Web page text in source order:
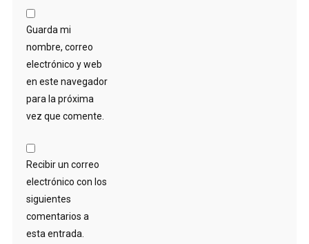
Guarda mi
nombre, correo
electrónico y web
en este navegador
para la próxima
vez que comente.
Recibir un correo
electrónico con los
siguientes
comentarios a
esta entrada.